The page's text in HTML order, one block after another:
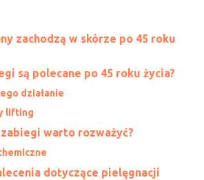
zachodzą w skórze po 45 roku
są polecane po 45 roku życia?
działanie
lifting
warto rozważyć?
dotyczące pielęgnacji